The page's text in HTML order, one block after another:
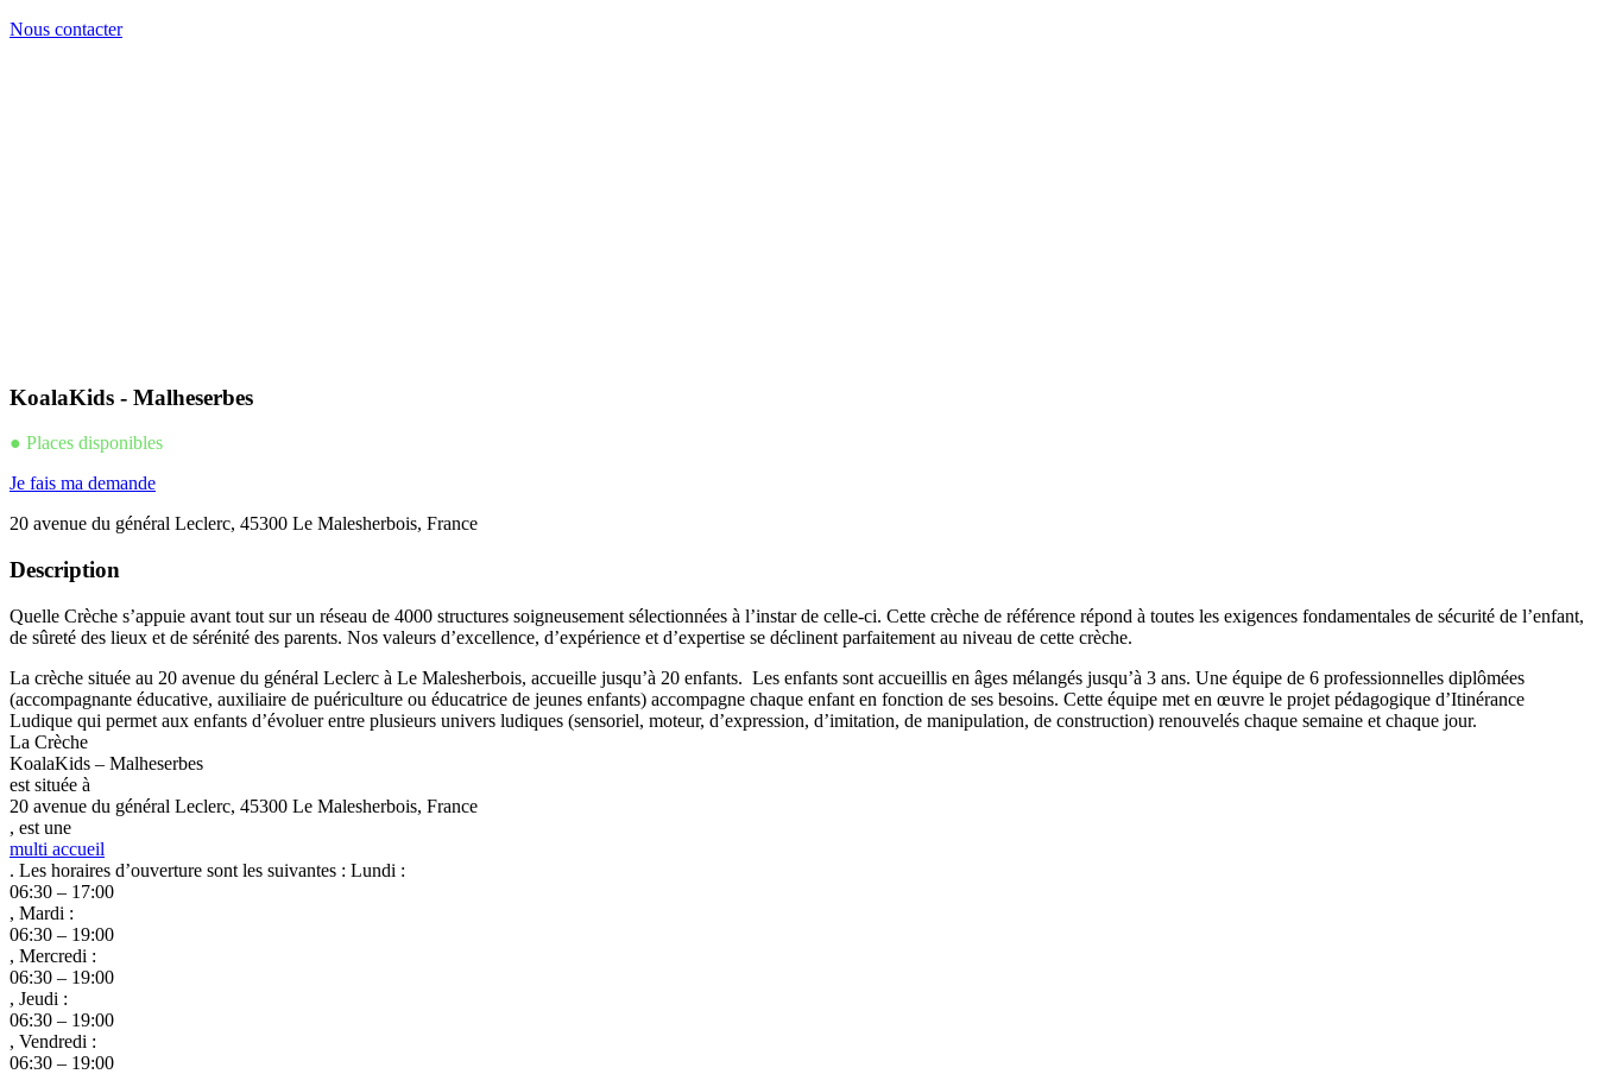
Nous contacter
KoalaKids - Malheserbes
● Places disponibles
Je fais ma demande
20 avenue du général Leclerc, 45300 Le Malesherbois, France
Description
Quelle Crèche s’appuie avant tout sur un réseau de 4000 structures soigneusement sélectionnées à l’instar de celle-ci. Cette crèche de référence répond à toutes les exigences fondamentales de sécurité de l’enfant,
de sûreté des lieux et de sérénité des parents. Nos valeurs d’excellence, d’expérience et d’expertise se déclinent parfaitement au niveau de cette crèche.
La crèche située au 20 avenue du général Leclerc à Le Malesherbois, accueille jusqu’à 20 enfants. Les enfants sont accueillis en âges mélangés jusqu’à 3 ans. Une équipe de 6 professionnelles diplômées
(accompagnante éducative, auxiliaire de puériculture ou éducatrice de jeunes enfants) accompagne chaque enfant en fonction de ses besoins. Cette équipe met en œuvre le projet pédagogique d’Itinérance
Ludique qui permet aux enfants d’évoluer entre plusieurs univers ludiques (sensoriel, moteur, d’expression, d’imitation, de manipulation, de construction) renouvelés chaque semaine et chaque jour.
La Crèche
KoalaKids – Malheserbes
est située à
20 avenue du général Leclerc, 45300 Le Malesherbois, France
, est une
multi accueil
. Les horaires d’ouverture sont les suivantes : Lundi :
06:30 – 17:00
, Mardi :
06:30 – 19:00
, Mercredi :
06:30 – 19:00
, Jeudi :
06:30 – 19:00
, Vendredi :
06:30 – 19:00